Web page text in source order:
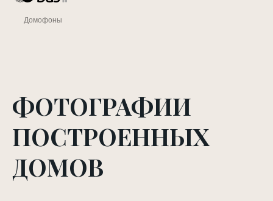
Домофоны
ФОТОГРАФИИ
ПОСТРОЕННЫХ
ДОМОВ